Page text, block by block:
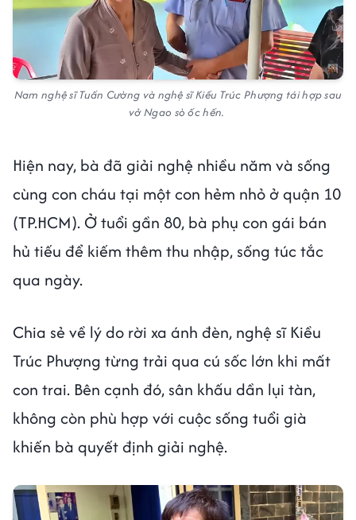
Nam nghệ sĩ Tuấn Cường và nghệ sĩ Kiều Trúc Phượng tái hợp sau
vở Ngao sò ốc hến.
Hiện nay, bà đã giải nghệ nhiều năm và sống
cùng con cháu tại một con hẻm nhỏ ở quận 10
(TP.HCM). Ở tuổi gần 80, bà phụ con gái bán
hủ tiếu để kiếm thêm thu nhập, sống túc tắc
qua ngày.
Chia sẻ về lý do rời xa ánh đèn, nghệ sĩ Kiều
Trúc Phượng từng trải qua cú sốc lớn khi mất
con trai. Bên cạnh đó, sân khấu dần lụi tàn,
không còn phù hợp với cuộc sống tuổi già
khiến bà quyết định giải nghệ.